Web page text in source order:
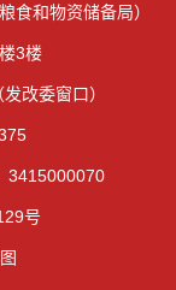
食和物资储备局）
3楼
改委窗口）
3415000070
号